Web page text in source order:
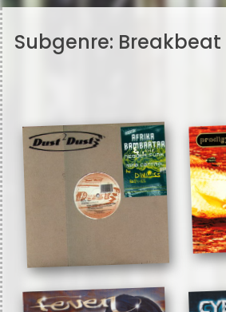
Subgenre: Breakbeat